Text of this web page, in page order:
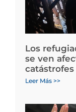
Los
se ven
catástrofes
Leer Más >>